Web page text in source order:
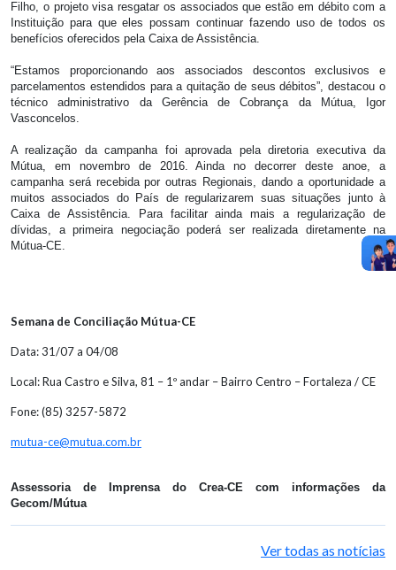
Filho, o projeto visa resgatar os associados que estão em débito com a
Instituição para que eles possam continuar fazendo uso de todos os
benefícios oferecidos pela Caixa de Assistência.
“Estamos proporcionando aos associados descontos exclusivos e
parcelamentos estendidos para a quitação de seus débitos”, destacou o
técnico administrativo da Gerência de Cobrança da Mútua, Igor
Vasconcelos.
A realização da campanha foi aprovada pela diretoria executiva da
Mútua, em novembro de 2016. Ainda no decorrer deste anoe, a
campanha será recebida por outras Regionais, dando a oportunidade a
muitos associados do País de regularizarem suas situações junto à
Caixa de Assistência. Para facilitar ainda mais a regularização de
dívidas, a primeira negociação poderá ser realizada diretamente na
Mútua-CE.
Semana de Conciliação Mútua-CE
Data: 31/07 a 04/08
Local: Rua Castro e Silva, 81 – 1º andar – Bairro Centro – Fortaleza / CE
Fone: (85) 3257-5872
mutua-ce@mutua.com.br
Assessoria de Imprensa do Crea-CE com informações da
Gecom/Mútua
Ver todas as notícias